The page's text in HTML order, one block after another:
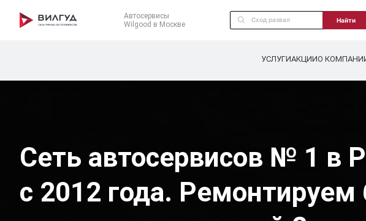
Автосервисы
Wilgood в Москве
Найти
УСЛУГИАКЦИИО
Сеть автосервисов № 1 в
с 2012 года. Ремонтируем